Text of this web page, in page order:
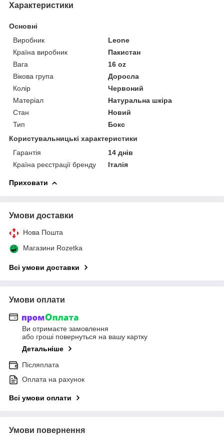
Характеристики
Основні
Виробник
Leone
Країна виробник
Пакистан
Вага
16 oz
Вікова група
Доросла
Колір
Червоний
Матеріал
Натуральна шкіра
Стан
Новий
Тип
Бокс
Користувальницькі характеристики
Гарантія
14 днів
Країна реєстрації бренду
Італія
Приховати
Умови доставки
Нова Пошта
Магазини Rozetka
Всі умови доставки
Умови оплати
Ви отримаєте замовлення
або гроші повернуться на вашу картку
Детальніше
Післяплата
Оплата на рахунок
Всі умови оплати
Умови повернення